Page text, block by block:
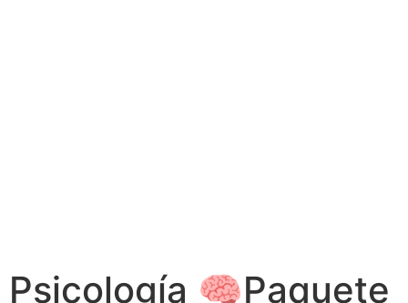
Psicología 🧠Paquete